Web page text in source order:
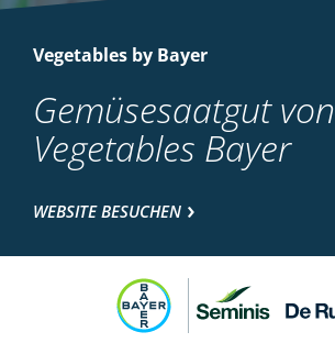
Vegetables by Bayer
Gemüsesaatgut von
Vegetables Bayer
WEBSITE BESUCHEN